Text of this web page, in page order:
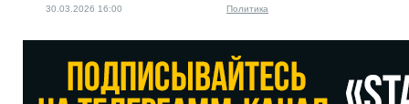
30.03.2026 16:00 Политика